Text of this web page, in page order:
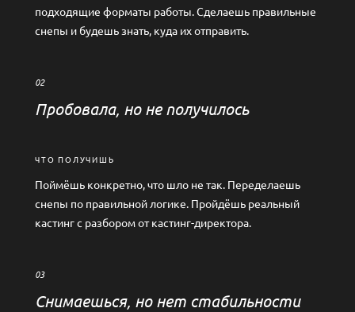
подходящие форматы работы. Сделаешь правильные
снепы и будешь знать, куда их отправить.
02
Пробовала, но не получилось
ЧТО ПОЛУЧИШЬ
Поймёшь конкретно, что шло не так. Переделаешь
снепы по правильной логике. Пройдёшь реальный
кастинг с разбором от кастинг-директора.
03
Снимаешься, но нет стабильности